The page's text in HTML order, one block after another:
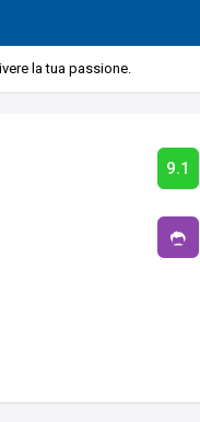
la tua passione.
9.1